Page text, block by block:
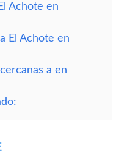
Achote en
El Achote en
a en